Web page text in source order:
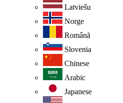
Latviešu
Norge
Românã
Slovenia
Chinese
Arabic
Japanese